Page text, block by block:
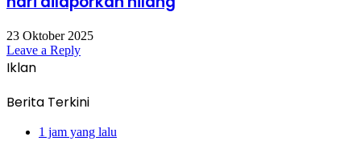
23 Oktober 2025
Leave a Reply
Iklan
Berita Terkini
1 jam yang lalu